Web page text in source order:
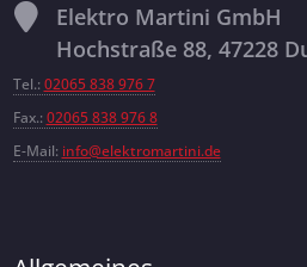
Elektro Martini GmbH
Hochstraße 88, 47228
Tel.: 02065 838 976 7
Fax.: 02065 838 976 8
E-Mail: info@elektromartini.de